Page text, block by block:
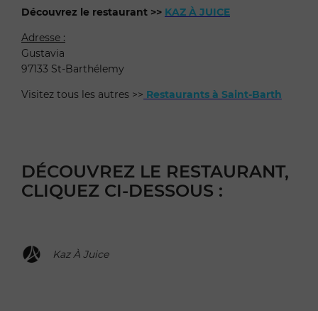
Découvrez le restaurant >> KAZ À JUICE
Adresse :
Gustavia
97133 St-Barthélemy
Visitez tous les autres >> Restaurants à Saint-Barth
DÉCOUVREZ LE RESTAURANT,
CLIQUEZ CI-DESSOUS :
Kaz À Juice